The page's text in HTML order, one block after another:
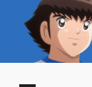
Main